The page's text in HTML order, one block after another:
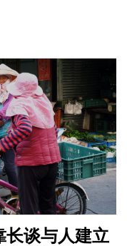
长谈与人建立